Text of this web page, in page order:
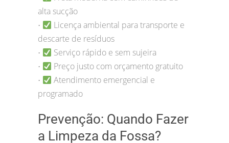
alta sucção
•
Licença ambiental para transporte e
descarte de resíduos
• Serviço rápido e sem sujeira
• Preço justo com orçamento gratuito
•
Atendimento emergencial e
programado
Prevenção: Quando Fazer
a Limpeza da Fossa?